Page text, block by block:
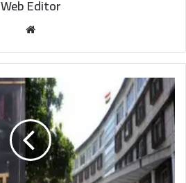
Web Editor
b
s
i
t
e